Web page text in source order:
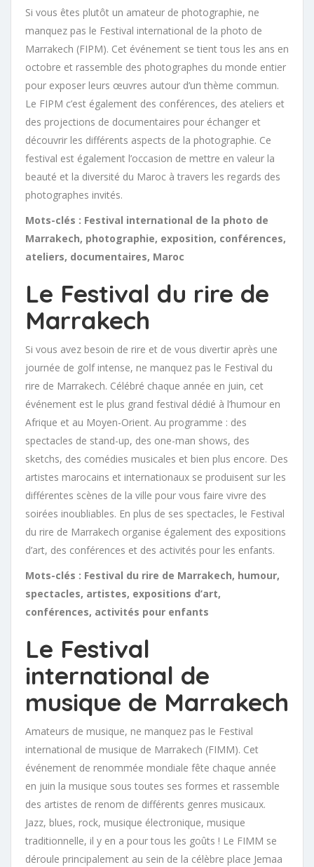
Si vous êtes plutôt un amateur de photographie, ne
manquez pas le Festival international de la photo de
Marrakech (FIPM). Cet événement se tient tous les ans en
octobre et rassemble des photographes du monde entier
pour exposer leurs œuvres autour d’un thème commun.
Le FIPM c’est également des conférences, des ateliers et
des projections de documentaires pour échanger et
découvrir les différents aspects de la photographie. Ce
festival est également l’occasion de mettre en valeur la
beauté et la diversité du Maroc à travers les regards des
photographes invités.
Mots-clés : Festival international de la photo de
Marrakech, photographie, exposition, conférences,
ateliers, documentaires, Maroc
Le Festival du rire de
Marrakech
Si vous avez besoin de rire et de vous divertir après une
journée de golf intense, ne manquez pas le Festival du
rire de Marrakech. Célébré chaque année en juin, cet
événement est le plus grand festival dédié à l’humour en
Afrique et au Moyen-Orient. Au programme : des
spectacles de stand-up, des one-man shows, des
sketchs, des comédies musicales et bien plus encore. Des
artistes marocains et internationaux se produisent sur les
différentes scènes de la ville pour vous faire vivre des
soirées inoubliables. En plus de ses spectacles, le Festival
du rire de Marrakech organise également des expositions
d’art, des conférences et des activités pour les enfants.
Mots-clés : Festival du rire de Marrakech, humour,
spectacles, artistes, expositions d’art,
conférences, activités pour enfants
Le Festival
international de
musique de Marrakech
Amateurs de musique, ne manquez pas le Festival
international de musique de Marrakech (FIMM). Cet
événement de renommée mondiale fête chaque année
en juin la musique sous toutes ses formes et rassemble
des artistes de renom de différents genres musicaux.
Jazz, blues, rock, musique électronique, musique
traditionnelle, il y en a pour tous les goûts ! Le FIMM se
déroule principalement au sein de la célèbre place Jemaa